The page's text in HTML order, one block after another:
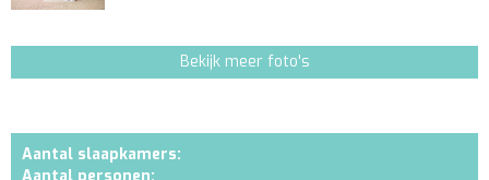
Bekijk meer foto's
Aantal slaapkamers: